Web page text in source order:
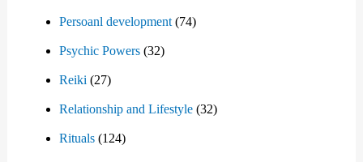
Persoanl development(74)
Psychic Powers(32)
Reiki (27)
Relationship and Lifestyle(32)
Rituals(124)